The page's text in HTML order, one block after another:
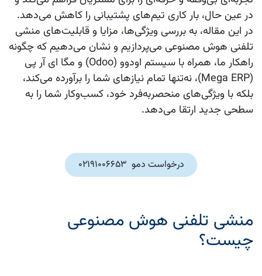
در عین حال، بار کاری تیم‌های پشتیبانی را کاهش می‌دهد.
در این مقاله، به بررسی ویژگی‌ها، مزایا و قابلیت‌های منشی
تلفنی هوش مصنوعی می‌پردازیم و نشان می‌دهیم که چگونه
راهکار ما، همراه با سیستم اودوو (Odoo) و مگا ای آر پی
(Mega ERP)، نه‌تنها تمام نیازهای شما را برآورده می‌کند،
بلکه با ویژگی‌های منحصربه‌فرد خود، کسب‌وکار شما را به
سطحی جدید ارتقا می‌دهد.
درخواست دمو 02191006653
منشی تلفنی هوش مصنوعی
چیست؟